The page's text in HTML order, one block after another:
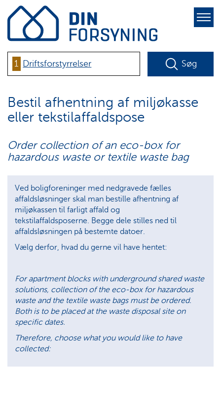
pure-
toggle-
1 Driftsforstyrrelser Søg
Bestil afhentning af miljøkasse
eller tekstilaffaldspose
Order collection of an eco-box for
hazardous waste or textile waste bag
Ved boligforeninger med nedgravede fælles
affaldsløsninger skal man bestille afhentning af
miljøkassen til farligt affald og
tekstilaffaldsposerne. Begge dele stilles ned til
affaldsløsningen på bestemte datoer.
Vælg derfor, hvad du gerne vil have hentet:
For apartment blocks with underground shared waste
solutions, collection of the eco-box for hazardous
waste and the textile waste bags must be ordered.
Both is to be placed at the waste disposal site on
specific dates.
Therefore, choose what you would like to have
collected: